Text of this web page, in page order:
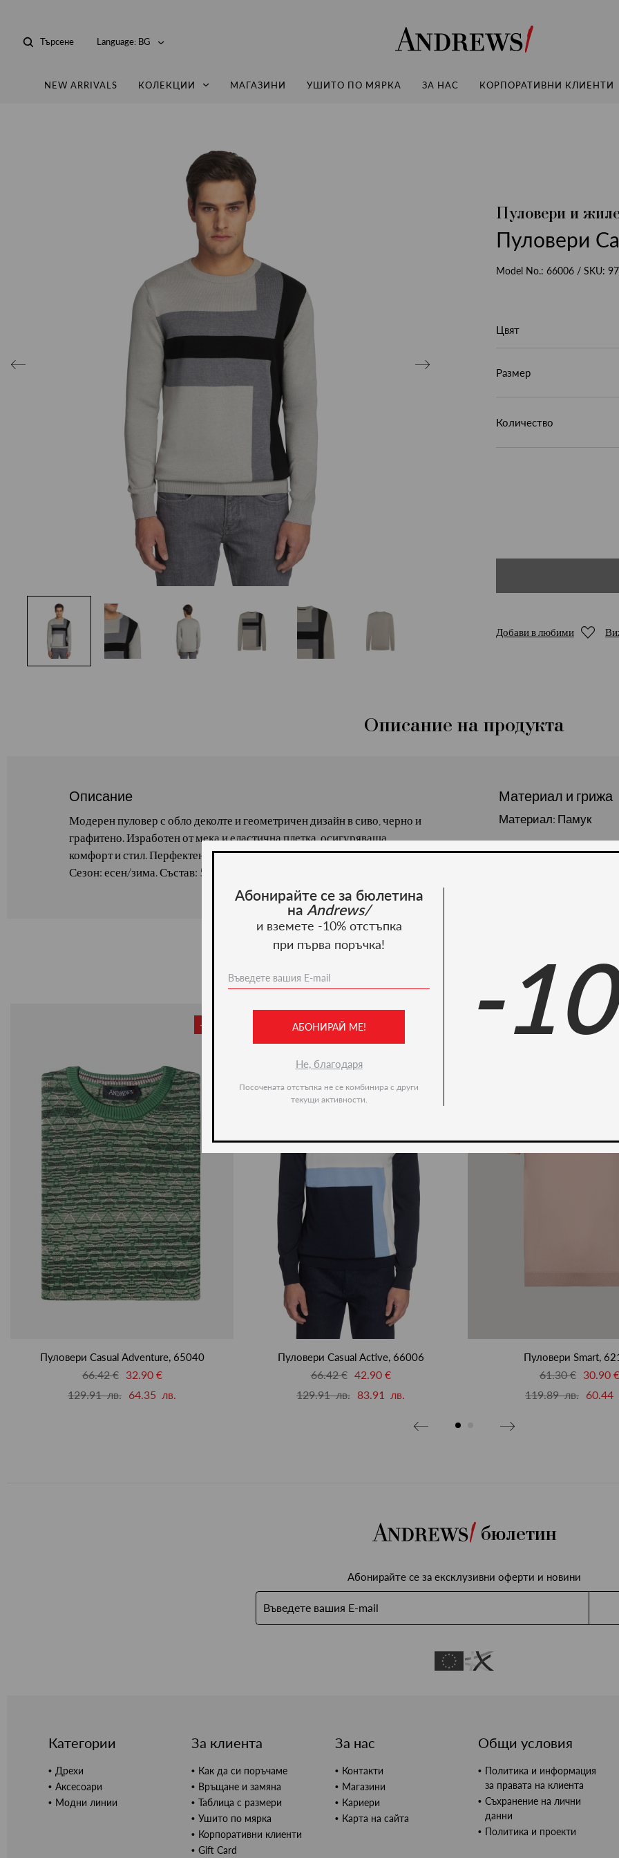
Andrews
Търсене Language: BG
NEW ARRIVALS КОЛЕКЦИИ МАГАЗИНИ УШИТО ПО МЯРКА ЗА НАС КОРПОРАТИВНИ КЛИЕНТИ
Пуловери и
Пуловери
Model No.: 66006 / SKU:
Цвят
Размер
Количество
Добави в любими
Описание на продукта
Описание
Модерен пуловер с обло деколте и геометричен дизайн в сиво, черно и
графитено. Изработен от мека и еластична плетка, осигуряваща
комфорт и стил. Перфектен за ежедневна визия с модерен акцент.
Сезон: есен/зима. Състав: 50% памук, 50% акрил.
Материал и грижа
Материал: Памук
Ние препоръчваме
-50%
Пуловери Casual Adventure, 65040
66.42 €
32.90 €
129.91 лв. 64.35 лв.
Пуловери Casual Active, 66006
66.42 € 42.90 €
129.91 лв. 83.91 лв.
Пуловери Smart,
61.30 €
30.90 €
119.89 лв. 60.44
бюлетин
Абонирайте се за ексклузивни оферти и новини
Категории
Дрехи
Аксесоари
Модни линии
За клиента
Как да си поръчаме
Връщане и замяна
Таблица с размери
Ушито по мярка
Корпоративни клиенти
Gift Card
За нас
Контакти
Магазини
Кариери
Карта на сайта
Общи условия
Политика и информация
за правата на клиента
Съхранение на лични
данни
Политика и проекти
Абонирайте се за бюлетина
на Andrews/
и вземете -10% отстъпка
при първа поръчка!
АБОНИРАЙ МЕ!
Не, благодаря
Посочената отстъпка не се комбинира с други
текущи активности.
-